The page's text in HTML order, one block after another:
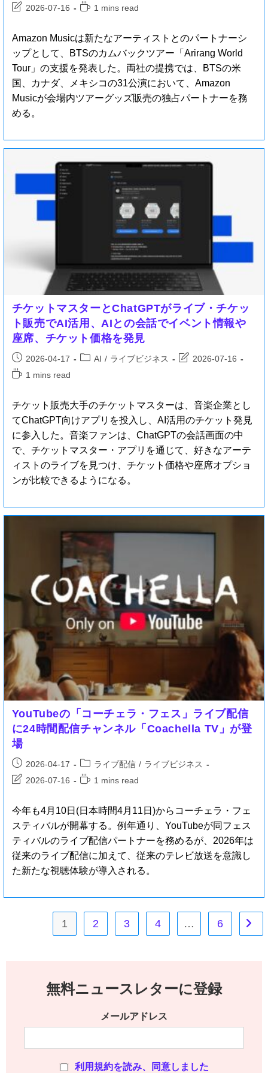
2026-07-16 1 mins read
Amazon Musicは新たなアーティストとのパートナーシ
ップとして、BTSのカムバックツアー「Arirang World
Tour」の支援を発表した。両社の提携では、BTSの米
国、カナダ、メキシコの31公演において、Amazon
Musicが会場内ツアーグッズ販売の独占パートナーを務
める。
チケットマスターとChatGPTがライブ・チケッ
ト販売でAI活用、AIとの会話でイベント情報や
座席、チケット価格を発見
2026-04-17 AI / ライブビジネス
2026-07-16
1 mins read
チケット販売大手のチケットマスターは、音楽企業とし
てChatGPT向けアプリを投入し、AI活用のチケット発見
に参入した。音楽ファンは、ChatGPTの会話画面の中
で、チケットマスター・アプリを通じて、好きなアーテ
ィストのライブを見つけ、チケット価格や座席オプショ
ンが比較できるようになる。
YouTubeの「コーチェラ・フェス」ライブ配信
に24時間配信チャンネル「Coachella TV」が登
場
2026-04-17 ライブ配信 / ライブビジネス
2026-07-16
1 mins read
今年も4月10日(日本時間4月11日)からコーチェラ・フェ
スティバルが開幕する。例年通り、YouTubeが同フェス
ティバルのライブ配信パートナーを務めるが、2026年は
従来のライブ配信に加えて、従来のテレビ放送を意識し
た新たな視聴体験が導入される。
1 2 3 4 … 6
無料ニュースレターに登録
メールアドレス
利用規約を読み、同意しました